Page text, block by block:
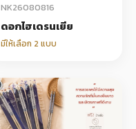
NK26080816
ดอกไฮเดรนเยีย
มีให้เลือก 2 แบบ